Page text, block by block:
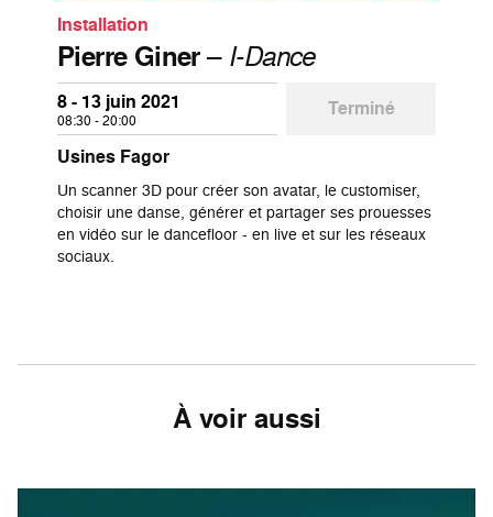
Installation
Pierre Giner– I-Dance
8 - 13 juin 2021
08:30 - 20:00
Terminé
Usines Fagor
Un scanner 3D pour créer son avatar, le customiser,
choisir une danse, générer et partager ses prouesses
en vidéo sur le dancefloor - en live et sur les réseaux
sociaux.
À voir aussi